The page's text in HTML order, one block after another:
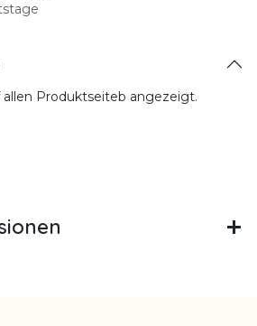
allen Produktseiteb angezeigt.